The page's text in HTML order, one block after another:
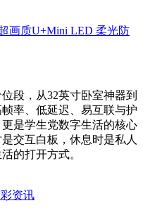
画质U+Mini LED 柔光防
段，从32英寸卧室神器到
率、低延迟、易互联与护
是学生党数字生活的核心
交互白板，休息时是私人
的打开方式。
资讯